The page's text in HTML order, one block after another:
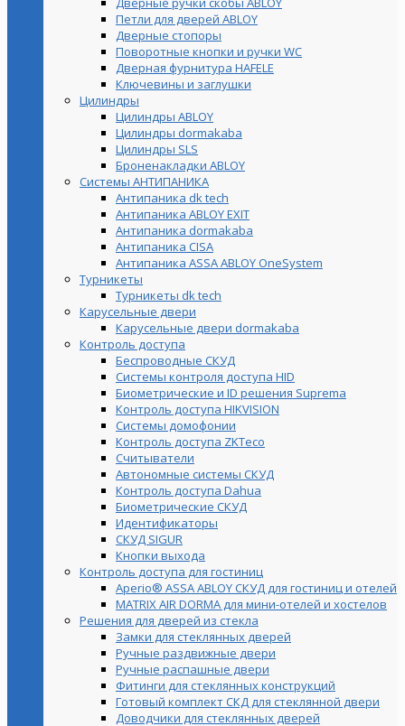
Петли для дверей ABLOY
Дверные стопоры
Поворотные кнопки и ручки WC
Дверная фурнитура HAFELE
Ключевины и заглушки
Цилиндры
Цилиндры ABLOY
Цилиндры dormakaba
Цилиндры SLS
Броненакладки ABLOY
Системы АНТИПАНИКА
Антипаника dk tech
Антипаника ABLOY EXIT
Антипаника dormakaba
Антипаника СISA
Антипаника ASSA ABLOY OneSystem
Турникеты
Турникеты dk tech
Карусельные двери
Карусельные двери dormakaba
Контроль доступа
Беспроводные СКУД
Системы контроля доступа HID
Биометрические и ID решения Suprema
Контроль доступа HIKVISION
Системы домофонии
Контроль доступа ZKTeco
Считыватели
Автономные системы СКУД
Контроль доступа Dahua
Биометрические СКУД
Идентификаторы
СКУД SIGUR
Кнопки выхода
Контроль доступа для гостиниц
Aperio® ASSA ABLOY СКУД для гостиниц и отелей
MATRIX AIR DORMA для мини-отелей и хостелов
Решения для дверей из стекла
Замки для стеклянных дверей
Ручные раздвижные двери
Ручные распашные двери
Фитинги для стеклянных конструкций
Готовый комплект СКД для стеклянной двери
Доводчики для стеклянных дверей